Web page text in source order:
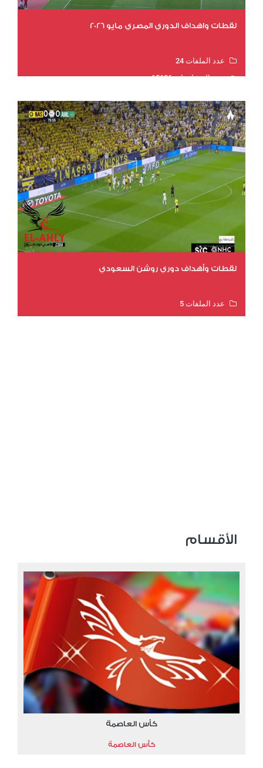
لقطات واهداف الدوري المصري مايو 2026
عدد الملفات 24
عدد المشاهدات 15606
لقطات وأهداف دوري روشن السعودي
عدد الملفات 5
الأقسام
كأس العاصمة
كأس العاصمة